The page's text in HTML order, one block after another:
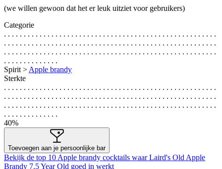
(we willen gewoon dat het er leuk uitziet voor gebruikers)
Categorie
. . . . . . . . . . . . . . . . . . . . . . . . . . . . . . . . . . . . . . . . . . . . . . . . . . . . . .
. . . . . . . . . . . . . . . . . . . . . . . . . . . . . . . . . . . . . . . . . . . . . . . . . . . . . .
. . . . . . . . . . . . . . . . . . . . . . . . . . . . . . . . . . . . . . . . . . . . . . . . . . . . . .
. . . . . . . . . . . . . .
Spirit > Apple brandy
Sterkte
. . . . . . . . . . . . . . . . . . . . . . . . . . . . . . . . . . . . . . . . . . . . . . . . . . . . . .
. . . . . . . . . . . . . . . . . . . . . . . . . . . . . . . . . . . . . . . . . . . . . . . . . . . . . .
. . . . . . . . . . . . . . . . . . . . . . . . . . . . . . . . . . . . . . . . . . . . . . . . . . . . . .
. . . . . . . . . . . . . .
40%
Toevoegen aan je persoonlijke bar
Bekijk de top 10 Apple brandy cocktails waar Laird's Old Apple
Brandy 7.5 Year Old goed in werkt